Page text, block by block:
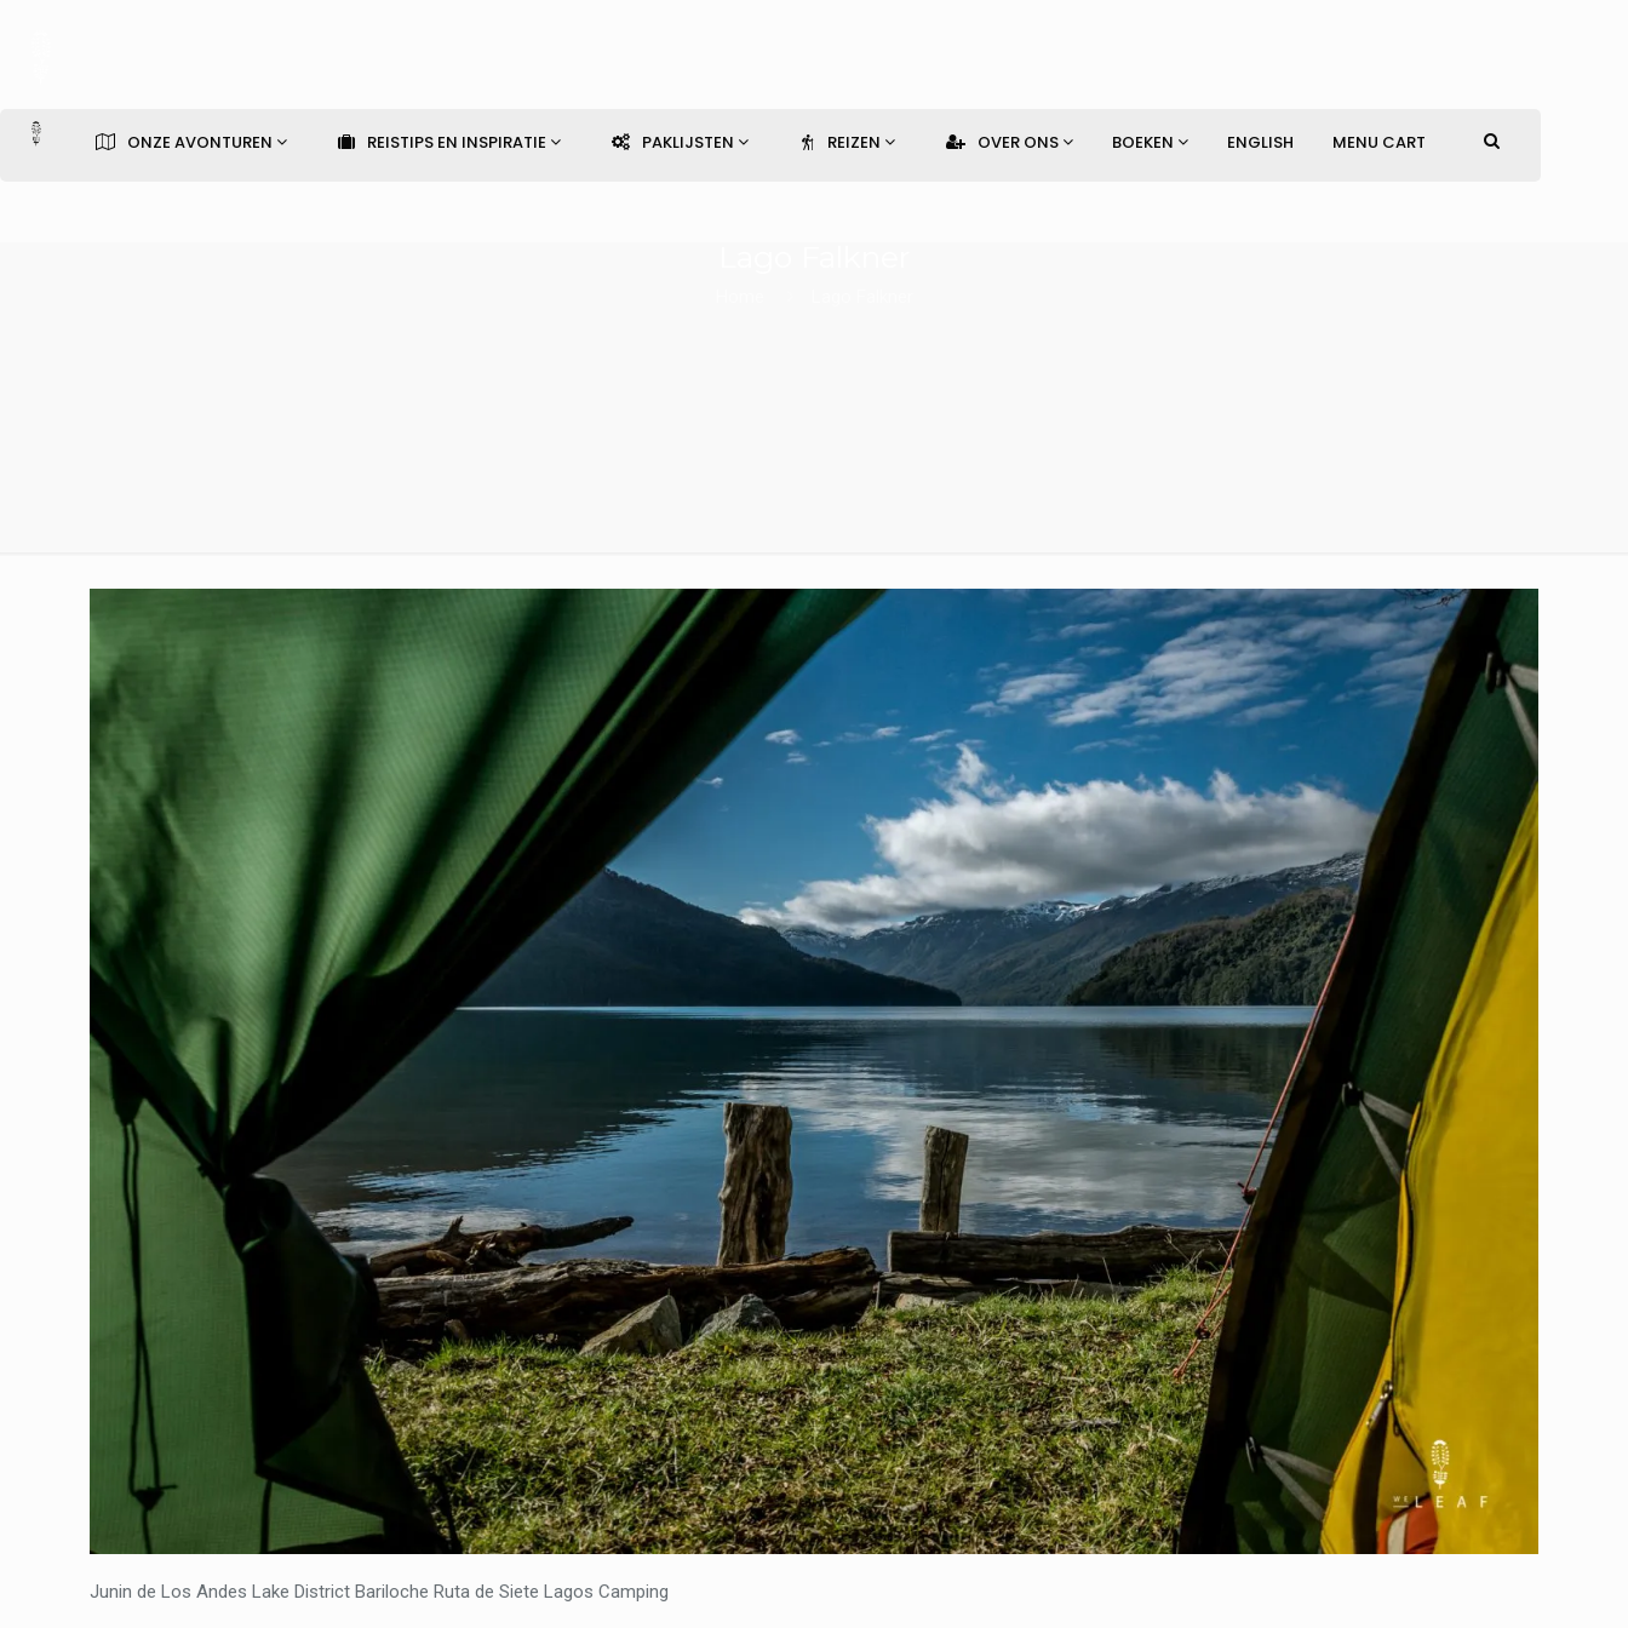
ONZE AVONTUREN REISTIPS EN INSPIRATIE PAKLIJSTEN REIZEN OVER ONS BOEKEN ENGLISH MENU CART
Junin de Los Andes Lake District Bariloche Ruta de Siete Lagos Camping